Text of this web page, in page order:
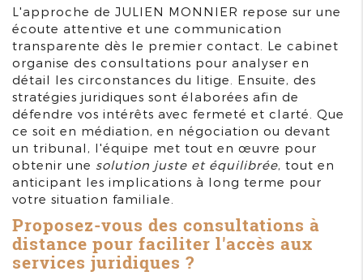
L'approche de JULIEN MONNIER repose sur une
écoute attentive et une communication
transparente dès le premier contact. Le cabinet
organise des consultations pour analyser en
détail les circonstances du litige. Ensuite, des
stratégies juridiques sont élaborées afin de
défendre vos intérêts avec fermeté et clarté. Que
ce soit en médiation, en négociation ou devant
un tribunal, l'équipe met tout en œuvre pour
obtenir une solution juste et équilibrée, tout en
anticipant les implications à long terme pour
votre situation familiale.
Proposez-vous des consultations à
distance pour faciliter l'accès aux
services juridiques ?